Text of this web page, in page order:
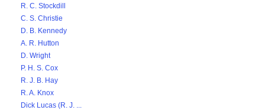
R. C. Stockdill
C. S. Christie
D. B. Kennedy
A. R. Hutton
D. Wright
P. H. S. Cox
R. J. B. Hay
R. A. Knox
Dick Lucas (R. J. ...